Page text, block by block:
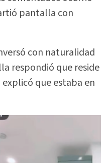
pantalla con
con naturalidad
respondió que reside
que estaba en